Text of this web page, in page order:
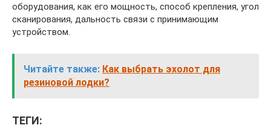
оборудования, как его мощность, способ крепления, угол
сканирования, дальность связи с принимающим
устройством.
Читайте также: Как выбрать эхолот для
резиновой лодки?
ТЕГИ: